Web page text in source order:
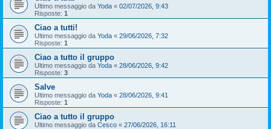
Ultimo messaggio da Yoda « 02/07/2026, 9:43
Risposte: 1
Ciao a tutti!
Ultimo messaggio da Yoda « 29/06/2026, 7:32
Risposte: 1
Ciao a tutto il gruppo
Ultimo messaggio da Yoda « 28/06/2026, 9:42
Risposte: 3
Salve
Ultimo messaggio da Yoda « 28/06/2026, 9:41
Risposte: 1
Ciao a tutto il gruppo
Ultimo messaggio da Cesco « 27/06/2026, 16:11